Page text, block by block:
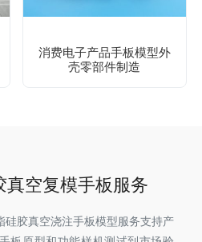
消费电子产品手板模型外
壳零部件制造
真空复模手板服务
硅胶真空浇注手板模型服务支持产